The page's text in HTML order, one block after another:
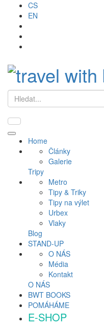
CS
EN
Hledat
Primary
Menu
Home
Články
Galerie
Tripy
Metro
Tipy & Triky
Tipy na výlet
Urbex
Vlaky
Blog
STAND-UP
O NÁS
Média
Kontakt
O NÁS
BWT BOOKS
POMÁHÁME
E-SHOP